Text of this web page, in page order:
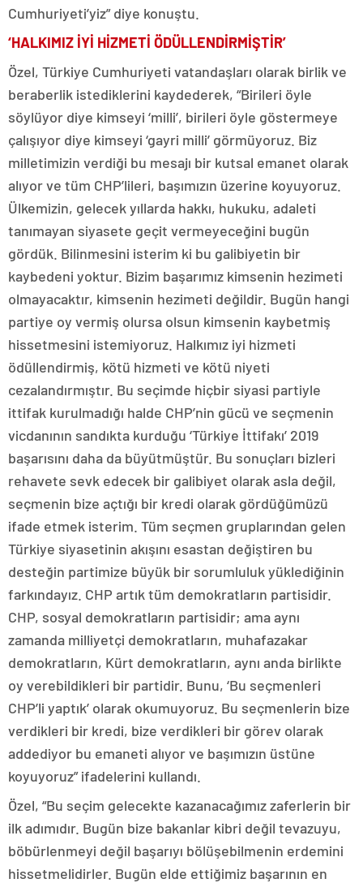
Cumhuriyeti’yiz” diye konuştu.
‘HALKIMIZ İYİ HİZMETİ ÖDÜLLENDİRMİŞTİR’
Özel, Türkiye Cumhuriyeti vatandaşları olarak birlik ve
beraberlik istediklerini kaydederek, “Birileri öyle
söylüyor diye kimseyi ‘milli’, birileri öyle göstermeye
çalışıyor diye kimseyi ‘gayri milli’ görmüyoruz. Biz
milletimizin verdiği bu mesajı bir kutsal emanet olarak
alıyor ve tüm CHP’lileri, başımızın üzerine koyuyoruz.
Ülkemizin, gelecek yıllarda hakkı, hukuku, adaleti
tanımayan siyasete geçit vermeyeceğini bugün
gördük. Bilinmesini isterim ki bu galibiyetin bir
kaybedeni yoktur. Bizim başarımız kimsenin hezimeti
olmayacaktır, kimsenin hezimeti değildir. Bugün hangi
partiye oy vermiş olursa olsun kimsenin kaybetmiş
hissetmesini istemiyoruz. Halkımız iyi hizmeti
ödüllendirmiş, kötü hizmeti ve kötü niyeti
cezalandırmıştır. Bu seçimde hiçbir siyasi partiyle
ittifak kurulmadığı halde CHP’nin gücü ve seçmenin
vicdanının sandıkta kurduğu ‘Türkiye İttifakı’ 2019
başarısını daha da büyütmüştür. Bu sonuçları bizleri
rehavete sevk edecek bir galibiyet olarak asla değil,
seçmenin bize açtığı bir kredi olarak gördüğümüzü
ifade etmek isterim. Tüm seçmen gruplarından gelen
Türkiye siyasetinin akışını esastan değiştiren bu
desteğin partimize büyük bir sorumluluk yüklediğinin
farkındayız. CHP artık tüm demokratların partisidir.
CHP, sosyal demokratların partisidir; ama aynı
zamanda milliyetçi demokratların, muhafazakar
demokratların, Kürt demokratların, aynı anda birlikte
oy verebildikleri bir partidir. Bunu, ‘Bu seçmenleri
CHP’li yaptık’ olarak okumuyoruz. Bu seçmenlerin bize
verdikleri bir kredi, bize verdikleri bir görev olarak
addediyor bu emaneti alıyor ve başımızın üstüne
koyuyoruz” ifadelerini kullandı.
Özel, “Bu seçim gelecekte kazanacağımız zaferlerin bir
ilk adımıdır. Bugün bize bakanlar kibri değil tevazuyu,
böbürlenmeyi değil başarıyı bölüşebilmenin erdemini
hissetmelidirler. Bugün elde ettiğimiz başarının en